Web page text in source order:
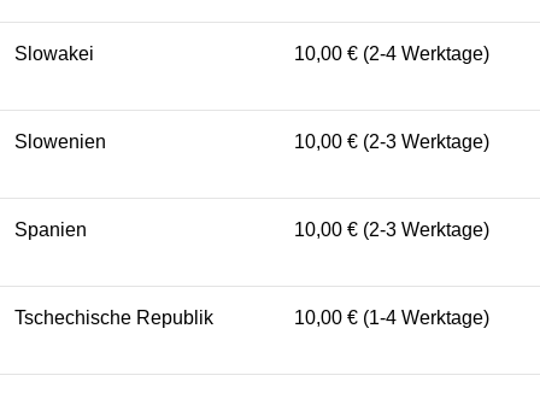
Slowakei 10,00 € (2-4 Werktage)
Slowenien 10,00 € (2-3 Werktage)
Spanien 10,00 € (2-3 Werktage)
Tschechische Republik 10,00 € (1-4 Werktage)